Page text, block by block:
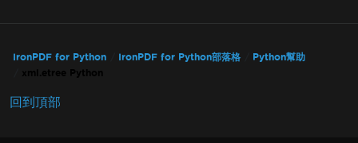
IronPDF for Python IronPDF for Python部落格
Python幫助
xml.etree Python
回到頂部